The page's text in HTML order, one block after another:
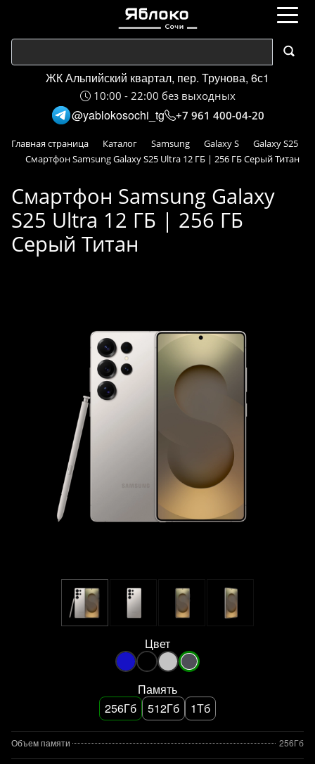
ЖК Альпийский квартал, пер. Трунова, 6с1
10:00 - 22:00 без выходных
@yablokosochi_tg +7 961 400-04-20
Главная страница Каталог Samsung Galaxy S
Galaxy S25
Смартфон Samsung Galaxy S25 Ultra 12 ГБ | 256 ГБ Серый Титан
Смартфон Samsung Galaxy
S25 Ultra 12 ГБ | 256 ГБ
Серый Титан
Цвет
Память
256Гб
512Гб 1Тб
Объем памяти 256Гб